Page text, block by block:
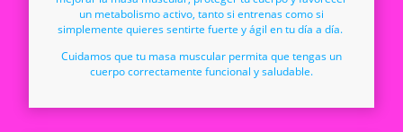
un metabolismo activo, tanto si entrenas como si
simplemente quieres sentirte fuerte y ágil en tu día a día.
Cuidamos que tu masa muscular permita que tengas un
cuerpo correctamente funcional y saludable.